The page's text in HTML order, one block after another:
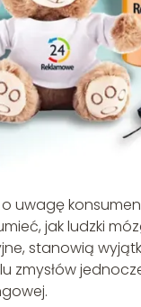
uwagę
jak ludzki
stanowią
zmysłów